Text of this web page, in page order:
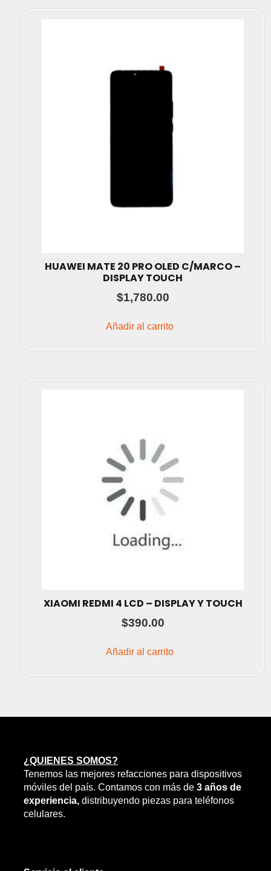
HUAWEI MATE 20 PRO OLED C/MARCO –
DISPLAY TOUCH
$1,780.00
Añadir al carrito
XIAOMI REDMI 4 LCD – DISPLAY Y TOUCH
$390.00
Añadir al carrito
¿QUIENES SOMOS?
Tenemos las mejores refacciones para dispositivos
móviles del país. Contamos con más de 3 años de
experiencia, distribuyendo piezas para teléfonos
celulares.